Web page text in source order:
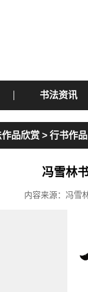
书法资讯
作品欣赏 > 行书作品
冯雪林
内容来源：冯